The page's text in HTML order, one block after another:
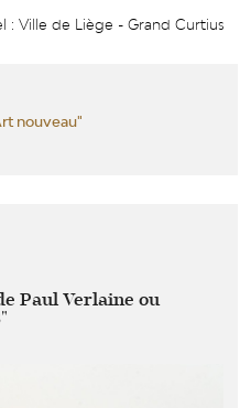
Ville de Liège - Grand Curtius
nouveau"
Paul Verlaine ou